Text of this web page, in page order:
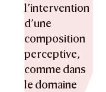
l’intervention
d’une
composition
perceptive,
comme dans
le domaine